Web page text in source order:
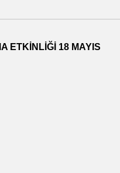
ETKİNLİĞİ 18 MAYIS